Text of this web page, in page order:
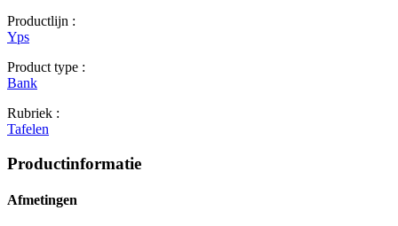
Productlijn :
Yps
Product type :
Bank
Rubriek :
Tafelen
Productinformatie
Afmetingen